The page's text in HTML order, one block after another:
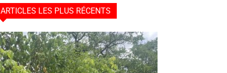
ARTICLES LES PLUS RÉCENTS